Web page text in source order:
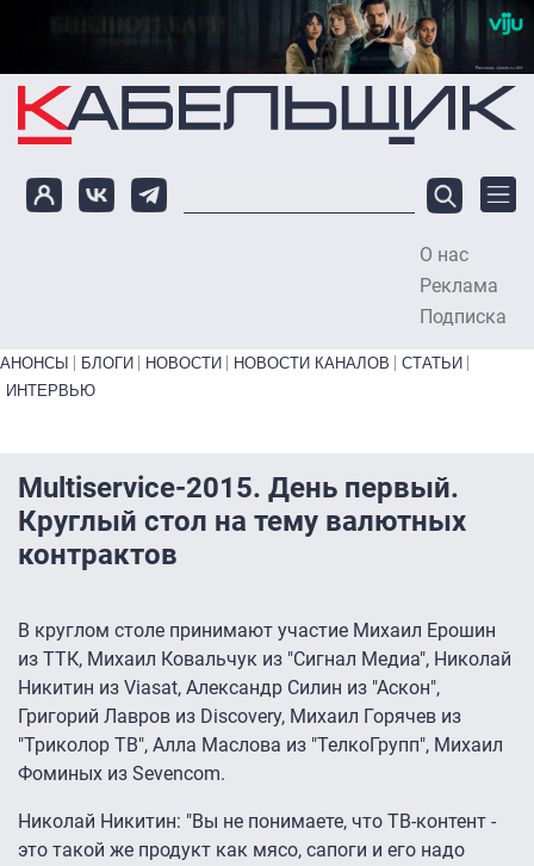
Перейти к основному содержанию
О нас
Реклама
Подписка
Primary links bottom
АНОНСЫ БЛОГИ НОВОСТИ НОВОСТИ КАНАЛОВ
СТАТЬИ
ИНТЕРВЬЮ
Multiservice-2015. День первый.
Круглый стол на тему валютных
контрактов
В круглом столе принимают участие Михаил Ерошин
из ТТК, Михаил Ковальчук из "Сигнал Медиа", Николай
Никитин из Viasat, Александр Силин из "Аскон",
Григорий Лавров из Discovery, Михаил Горячев из
"Триколор ТВ", Алла Маслова из "ТелкоГрупп", Михаил
Фоминых из Sevencom.
Николай Никитин: "Вы не понимаете, что ТВ-контент -
это такой же продукт как мясо, сапоги и его надо